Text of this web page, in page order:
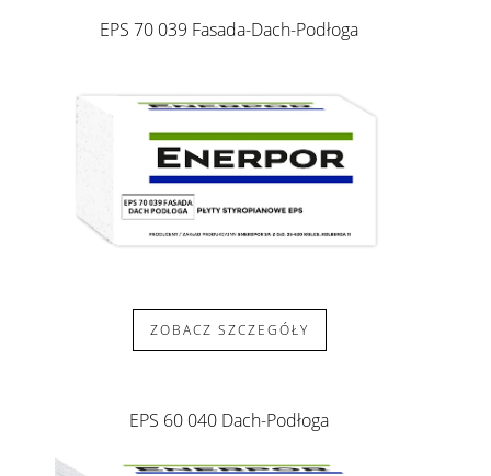
EPS 70 039 Fasada-Dach-Podłoga
ZOBACZ SZCZEGÓŁY
EPS 60 040 Dach-Podłoga